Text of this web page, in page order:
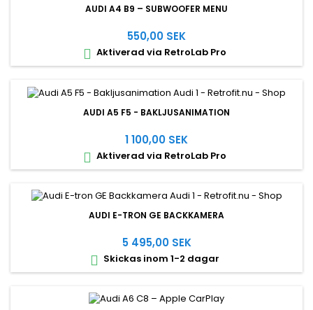
AUDI A4 B9 – SUBWOOFER MENU
550,00 SEK
 Aktiverad via RetroLab Pro
AUDI A5 F5 - BAKLJUSANIMATION
1 100,00 SEK
 Aktiverad via RetroLab Pro
AUDI E-TRON GE BACKKAMERA
5 495,00 SEK
 Skickas inom 1-2 dagar